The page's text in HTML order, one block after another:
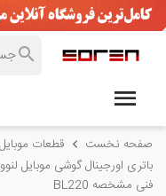
صفحه نخست قطعات موبایل
فنی مشخصه BL220